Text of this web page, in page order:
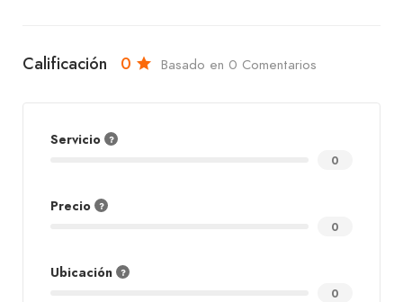
Calificación 0 Basado en 0 Comentarios
Servicio
0
Precio
0
Ubicación
0